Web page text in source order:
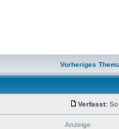
Vorheriges
Verfasst:
Anzeige